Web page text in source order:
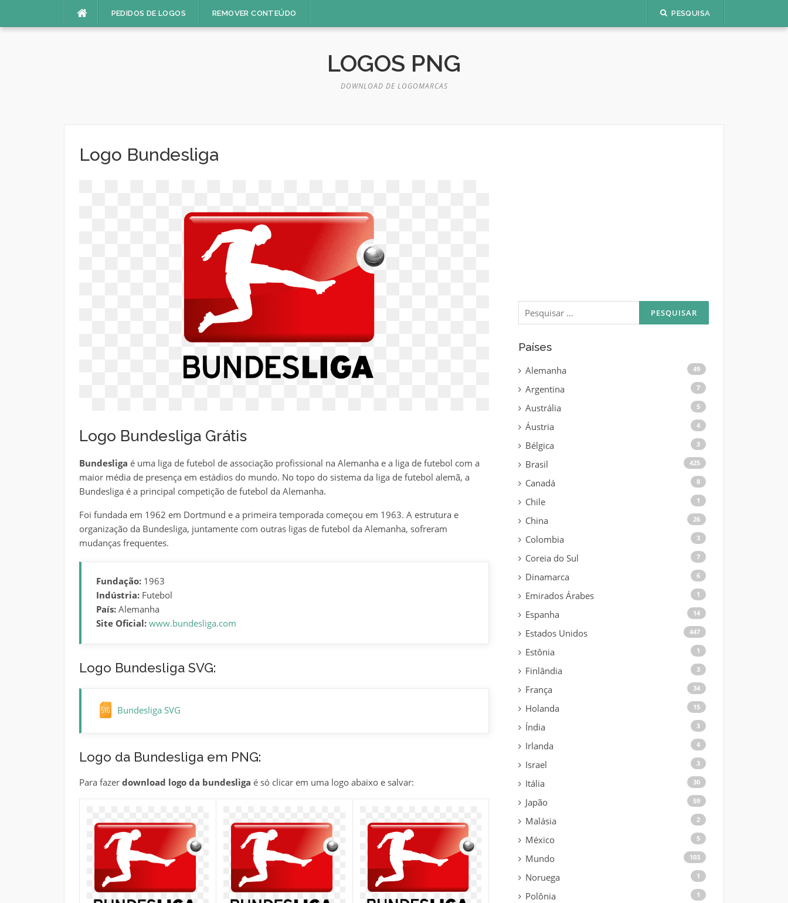
PEDIDOS DE LOGOS REMOVER CONTEÚDO PESQUISA
LOGOS PNG
DOWNLOAD DE LOGOMARCAS
Logo Bundesliga
Logo Bundesliga Grátis
Bundesliga é uma liga de futebol de associação profissional na Alemanha e a liga de futebol com a
maior média de presença em estádios do mundo. No topo do sistema da liga de futebol alemã, a
Bundesliga é a principal competição de futebol da Alemanha.
Foi fundada em 1962 em Dortmund e a primeira temporada começou em 1963. A estrutura e
organização da Bundesliga, juntamente com outras ligas de futebol da Alemanha, sofreram
mudanças frequentes.
Fundação:1963
Indústria:Futebol
País:Alemanha
Site Oficial: www.bundesliga.com
Logo Bundesliga SVG:
Bundesliga SVG
Logo da Bundesliga em PNG:
Para fazer download logo da bundesliga é só clicar em uma logo abaixo e salvar:
Pesquisar
por:
Países
Alemanha 49
Argentina 7
Austrália 5
Áustria 4
Bélgica 3
Brasil 425
Canadá 8
Chile 1
China 26
Colombia 3
Coreia do Sul 7
Dinamarca 6
Emirados Árabes 1
Espanha 14
Estados Unidos 447
Estônia 1
Finlândia 3
França 34
Holanda 15
Índia 3
Irlanda 4
Israel 3
Itália 30
Japão 59
Malásia 2
México 5
Mundo 103
Noruega 1
Polônia 1